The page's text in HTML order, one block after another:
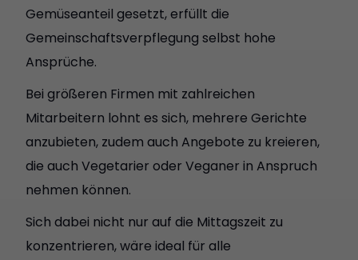
Gemüseanteil gesetzt, erfüllt die
Gemeinschaftsverpflegung selbst hohe
Ansprüche.
Bei größeren Firmen mit zahlreichen
Mitarbeitern lohnt es sich, mehrere Gerichte
anzubieten, zudem auch Angebote zu kreieren,
die auch Vegetarier oder Veganer in Anspruch
nehmen können.
Sich dabei nicht nur auf die Mittagszeit zu
konzentrieren, wäre ideal für alle